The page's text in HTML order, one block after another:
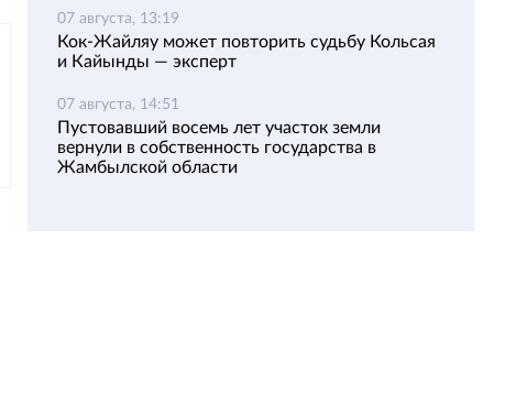
07 августа, 13:19
Кок-Жайляу может повторить судьбу Кольсая
и Кайынды — эксперт
07 августа, 14:51
Пустовавший восемь лет участок земли
вернули в собственность государства в
Жамбылской области